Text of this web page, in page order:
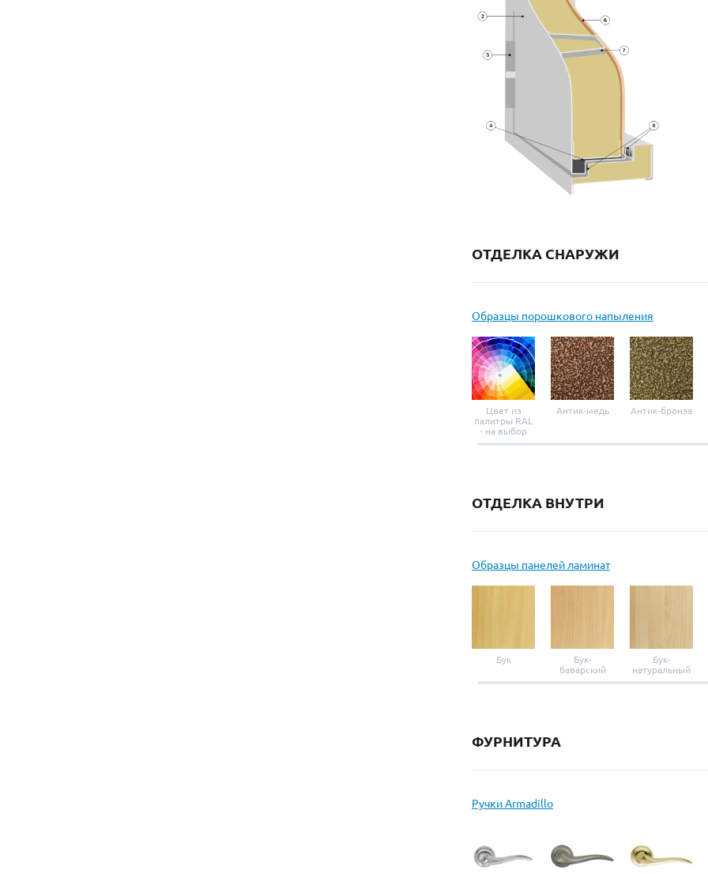
ОТДЕЛКА СНАРУЖИ
Образцы порошкового напыления
Цвет из
палитры RAL
- на выбор
Антик-медь Антик-бронза
ОТДЕЛКА ВНУТРИ
Образцы панелей ламинат
Бук
Бук-
баварский
Бук-
натуральный
ФУРНИТУРА
Ручки Armadillo